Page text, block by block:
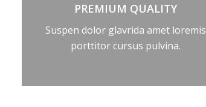
PREMIUM QUALITY
Suspen dolor glavrida amet loremis
porttitor cursus pulvina.